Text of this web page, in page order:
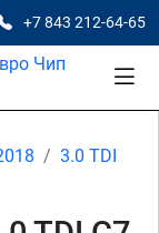
+7 843 212-64-65
3.0 TDI